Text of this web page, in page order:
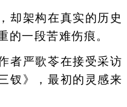
架构在真实的历史
的一段苦难伤痕。
严歌苓在接受采访
钗》，最初的灵感来